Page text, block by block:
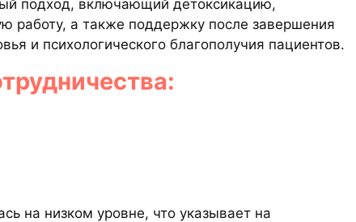
подход, включающий детоксикацию,
работу, а также поддержку после завершения
и психологического благополучия пациентов.
на низком уровне, что указывает на